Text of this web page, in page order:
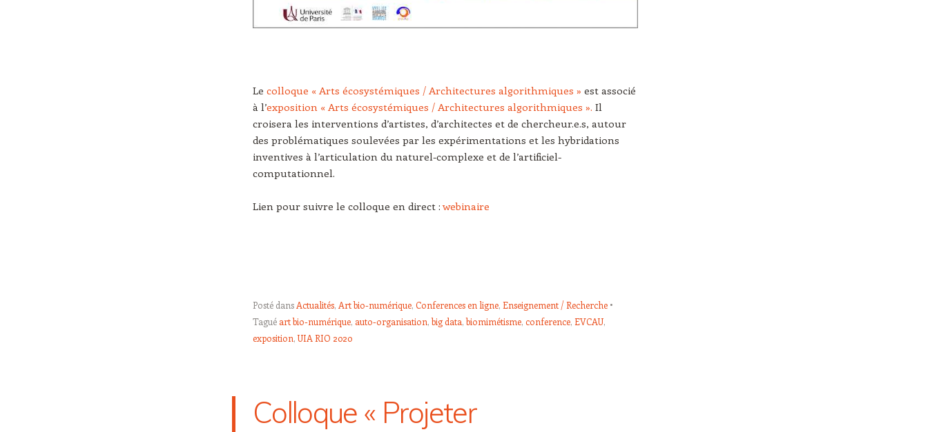
Le colloque « Arts écosystémiques / Architectures algorithmiques » est associé
à l’exposition « Arts écosystémiques / Architectures algorithmiques ». Il
croisera les interventions d’artistes, d’architectes et de chercheur.e.s, autour
des problématiques soulevées par les expérimentations et les hybridations
inventives à l’articulation du naturel-complexe et de l’artificiel-
computationnel.
Lien pour suivre le colloque en direct :webinaire
Posté dans Actualités, Art bio-numérique, Conferences en ligne, Enseignement / Recherche
Tagué art bio-numérique, auto-organisation,big data,biomimétisme, conference, EVCAU,
exposition,UIA RIO 2020
Colloque « Projeter